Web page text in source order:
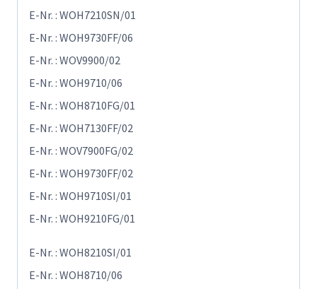
E-Nr. : WOH7210SN/01
E-Nr. : WOH9730FF/06
E-Nr. : WOV9900/02
E-Nr. : WOH9710/06
E-Nr. : WOH8710FG/01
E-Nr. : WOH7130FF/02
E-Nr. : WOV7900FG/02
E-Nr. : WOH9730FF/02
E-Nr. : WOH9710SI/01
E-Nr. : WOH9210FG/01
E-Nr. : WOH8210SI/01
E-Nr. : WOH8710/06